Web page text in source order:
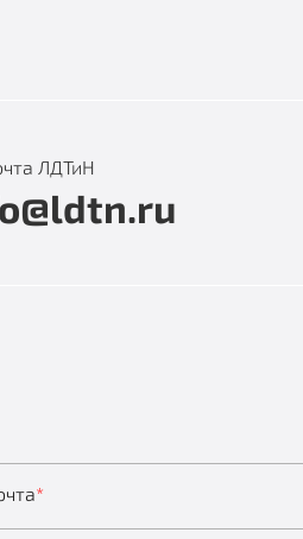
ЛДТиН
*